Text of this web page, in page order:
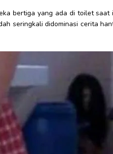
bertiga yang ada di toilet saat
seringkali didominasi cerita